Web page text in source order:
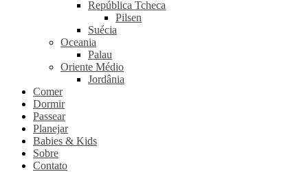
República Tcheca
Pilsen
Suécia
Oceania
Palau
Oriente Médio
Jordânia
Comer
Dormir
Passear
Planejar
Babies & Kids
Sobre
Contato